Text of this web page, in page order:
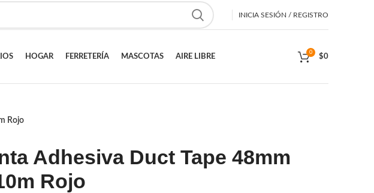
INICIA SESIÓN / REGISTRO
HOGAR FERRETERÍA MASCOTAS AIRE LIBRE
0
$0
Rojo
Adhesiva Duct Tape 48mm
Rojo